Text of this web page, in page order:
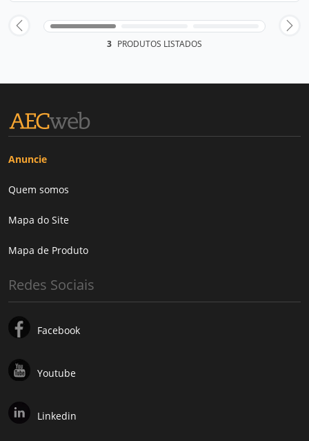
3 PRODUTOS LISTADOS
Anuncie
Quem somos
Mapa do Site
Mapa de Produto
Redes Sociais
Facebook
Youtube
Linkedin